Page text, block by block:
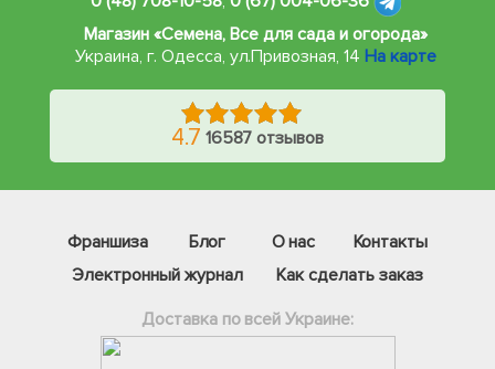
Магазин «Семена, Все для сада и огорода»
Украина, г. Одесса, ул.Привозная, 14 На карте
4.7 16587 отзывов
Франшиза Блог О нас
Контакты
Электронный журнал
Как сделать заказ
Доставка по всей Украине: